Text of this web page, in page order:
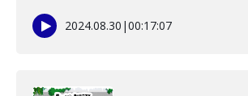
2024.08.30 |00:17:07